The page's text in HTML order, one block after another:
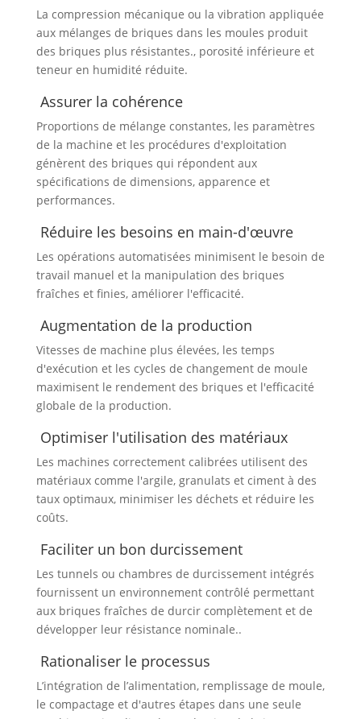
La compression mécanique ou la vibration appliquée
aux mélanges de briques dans les moules produit
des briques plus résistantes., porosité inférieure et
teneur en humidité réduite.
Assurer la cohérence
Proportions de mélange constantes, les paramètres
de la machine et les procédures d'exploitation
génèrent des briques qui répondent aux
spécifications de dimensions, apparence et
performances.
Réduire les besoins en main-d'œuvre
Les opérations automatisées minimisent le besoin de
travail manuel et la manipulation des briques
fraîches et finies, améliorer l'efficacité.
Augmentation de la production
Vitesses de machine plus élevées, les temps
d'exécution et les cycles de changement de moule
maximisent le rendement des briques et l'efficacité
globale de la production.
Optimiser l'utilisation des matériaux
Les machines correctement calibrées utilisent des
matériaux comme l'argile, granulats et ciment à des
taux optimaux, minimiser les déchets et réduire les
coûts.
Faciliter un bon durcissement
Les tunnels ou chambres de durcissement intégrés
fournissent un environnement contrôlé permettant
aux briques fraîches de durcir complètement et de
développer leur résistance nominale..
Rationaliser le processus
L’intégration de l’alimentation, remplissage de moule,
le compactage et d'autres étapes dans une seule